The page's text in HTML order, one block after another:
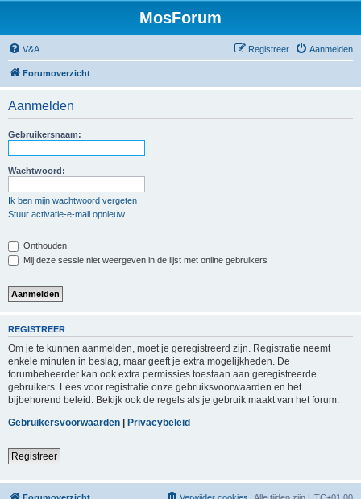
MosForum
V&A Aanmelden
Registreer
Forumoverzicht
Aanmelden
Gebruikersnaam:
Wachtwoord:
Ik ben mijn wachtwoord vergeten
Stuur activatie-e-mail opnieuw
Onthouden
Mij deze sessie niet weergeven in de lijst met online gebruikers
REGISTREER
Om je te kunnen aanmelden, moet je geregistreerd zijn. Registratie neemt
enkele minuten in beslag, maar geeft je extra mogelijkheden. De
forumbeheerder kan ook extra permissies toestaan aan geregistreerde
gebruikers. Lees voor registratie onze gebruiksvoorwaarden en het
bijbehorend beleid. Bekijk ook de regels als je gebruik maakt van het forum.
Gebruikersvoorwaarden | Privacybeleid
Registreer